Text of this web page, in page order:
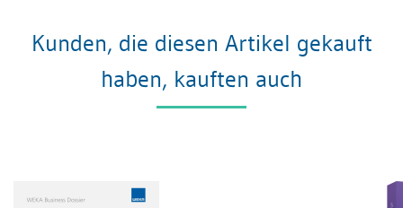
Kunden, die diesen Artikel gekauft
haben, kauften auch